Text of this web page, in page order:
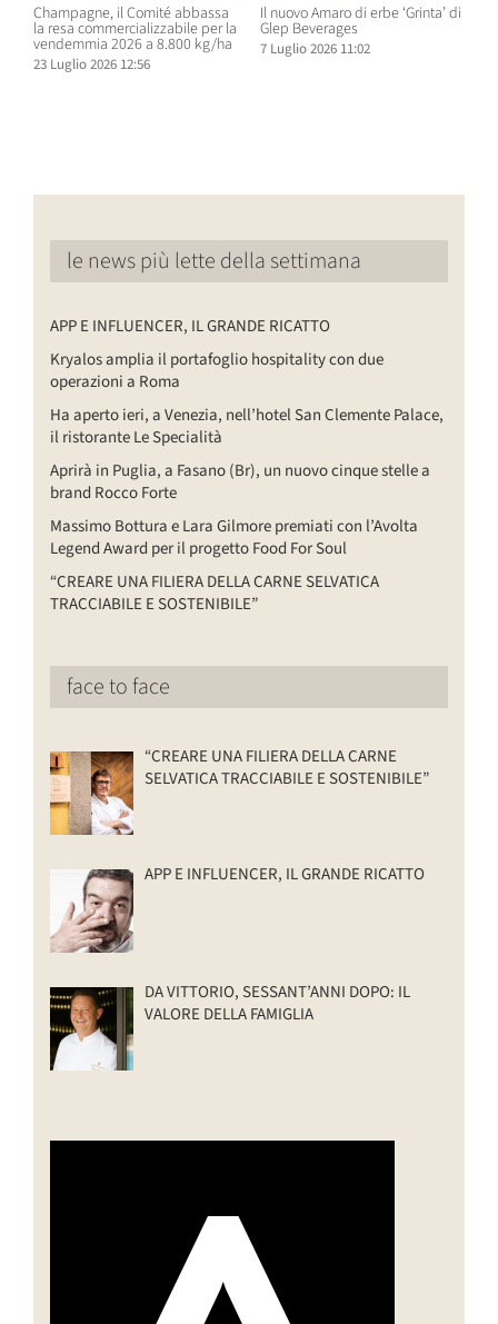
Champagne, il Comité abbassa
la resa commercializzabile per la
vendemmia 2026 a 8.800 kg/ha
23 Luglio 2026 12:56
Il nuovo Amaro di erbe ‘Grinta’ di
Glep Beverages
7 Luglio 2026 11:02
le news più lette della settimana
APP E INFLUENCER, IL GRANDE RICATTO
Kryalos amplia il portafoglio hospitality con due
operazioni a Roma
Ha aperto ieri, a Venezia, nell’hotel San Clemente Palace,
il ristorante Le Specialità
Aprirà in Puglia, a Fasano (Br), un nuovo cinque stelle a
brand Rocco Forte
Massimo Bottura e Lara Gilmore premiati con l’Avolta
Legend Award per il progetto Food For Soul
“CREARE UNA FILIERA DELLA CARNE SELVATICA
TRACCIABILE E SOSTENIBILE”
face to face
“CREARE UNA FILIERA DELLA CARNE
SELVATICA TRACCIABILE E SOSTENIBILE”
APP E INFLUENCER, IL GRANDE RICATTO
DA VITTORIO, SESSANT’ANNI DOPO: IL
VALORE DELLA FAMIGLIA